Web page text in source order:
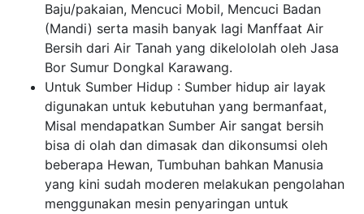
Baju/pakaian, Mencuci Mobil, Mencuci Badan
(Mandi) serta masih banyak lagi Manffaat Air
Bersih dari Air Tanah yang dikelololah oleh Jasa
Bor Sumur Dongkal Karawang.
Untuk Sumber Hidup : Sumber hidup air layak
digunakan untuk kebutuhan yang bermanfaat,
Misal mendapatkan Sumber Air sangat bersih
bisa di olah dan dimasak dan dikonsumsi oleh
beberapa Hewan, Tumbuhan bahkan Manusia
yang kini sudah moderen melakukan pengolahan
menggunakan mesin penyaringan untuk